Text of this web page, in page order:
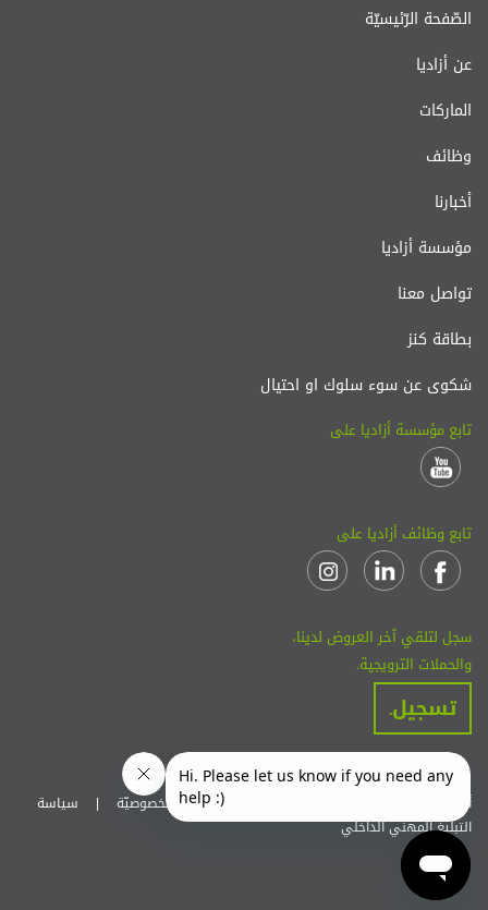
الصّفحة الرّئيسيّة
عن أزاديا
الماركات
وظائف
أخبارنا
مؤسسة أزاديا
تواصل معنا
بطاقة كنز
شكوى عن سوء سلوك او احتيال
تابع مؤسسة أزاديا على
تابع وظائف أزاديا على
سجل لتلقي آخر العروض لدينا،
والحملات الترويجية.
تسجيل.
جميع حقوق النشر محفوظة لأزاديا 2026.
أحكام استخدام موقع أزاديا الإلكتروني
|سياسة الخصوصيّة | سياسة
التبليغ المهني الداخلي